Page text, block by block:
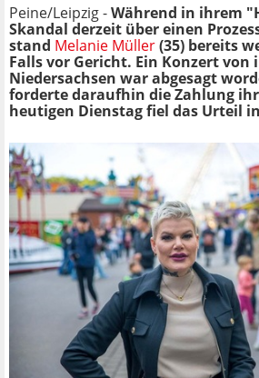
Peine/Leipzig -Während in ihrem
Skandal derzeit über einen
stand Melanie Müller(35) bereits
Falls vor Gericht. Ein Konzert von
Niedersachsen war abgesagt
forderte daraufhin die Zahlung
heutigen Dienstag fiel das Urteil